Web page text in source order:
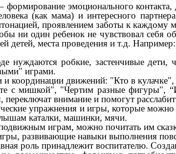
эмоционального
(как мама) и интересного
проявлением заботы к каждому
ни один ребенок не чувствовал себя
детей, места проведения и т.д.
нуждаются робкие, застенчивые
играми.
и координации движений: "Кто в
с мишкой", "Чертим разные фигуры",
внимание и помогут
упражнения и игры, которые можно
каталки, машинки, мячи.
играм, можно почитать им
развивающие навыки выполнения
роль принадлежит воспитателю.